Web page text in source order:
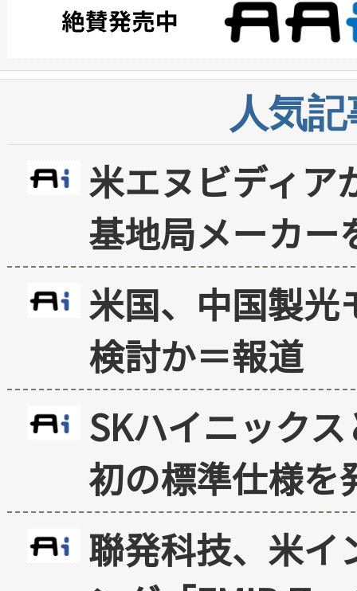
人気
米エヌビディア
基地局メーカー
米国、中国製光
検討か＝報道
SKハイニック
初の標準仕様を
聯発科技、米イ